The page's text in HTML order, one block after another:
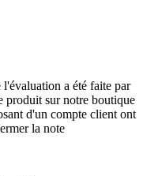
a été faite par
produit sur notre boutique
d'un compte client ont
la note